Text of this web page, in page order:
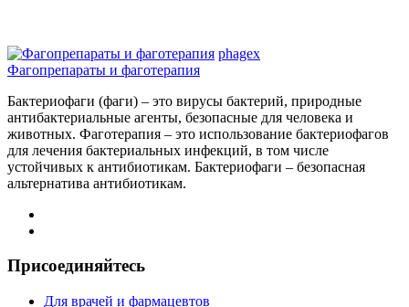
phagex
Фагопрепараты и фаготерапия
Бактериофаги (фаги) – это вирусы бактерий, природные
антибактериальные агенты, безопасные для человека и
животных. Фаготерапия – это использование бактериофагов
для лечения бактериальных инфекций, в том числе
устойчивых к антибиотикам. Бактериофаги – безопасная
альтернатива антибиотикам.
Присоединяйтесь
Для врачей и фармацевтов